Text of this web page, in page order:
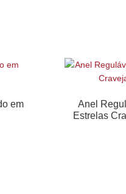
em
Anel
Estrelas